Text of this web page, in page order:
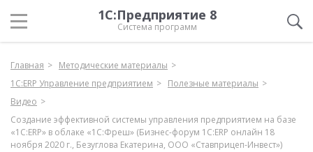
1С:Предприятие 8
Система программ
Главная
Методические материалы
1С:ERP Управление предприятием
Полезные материалы
Видео
Создание эффективной системы управления предприятием на базе
«1С:ЕRP» в облаке «1С:Фреш» (Бизнес-форум 1С:ERP онлайн 18
ноября 2020 г., Безуглова Екатерина, ООО «Ставприцеп-Инвест»)